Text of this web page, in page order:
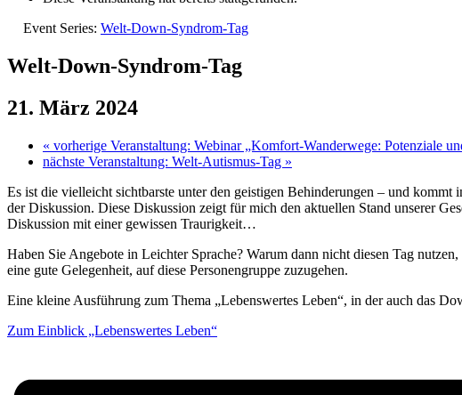
Event Series: Welt-Down-Syndrom-Tag
Welt-Down-Syndrom-Tag
21. März 2024
« vorherige Veranstaltung: Webinar „Komfort-Wanderwege: Potenziale
nächste Veranstaltung: Welt-Autismus-Tag »
Es ist die vielleicht sichtbarste unter den geistigen Behinderungen – und
der Diskussion. Diese Diskussion zeigt für mich den aktuellen Stand unserer
Diskussion mit einer gewissen Traurigkeit…
Haben Sie Angebote in Leichter Sprache? Warum dann nicht diesen Tag
eine gute Gelegenheit, auf diese Personengruppe zuzugehen.
Eine kleine Ausführung zum Thema „Lebenswertes Leben“, in der auch das
Zum Einblick „Lebenswertes Leben“